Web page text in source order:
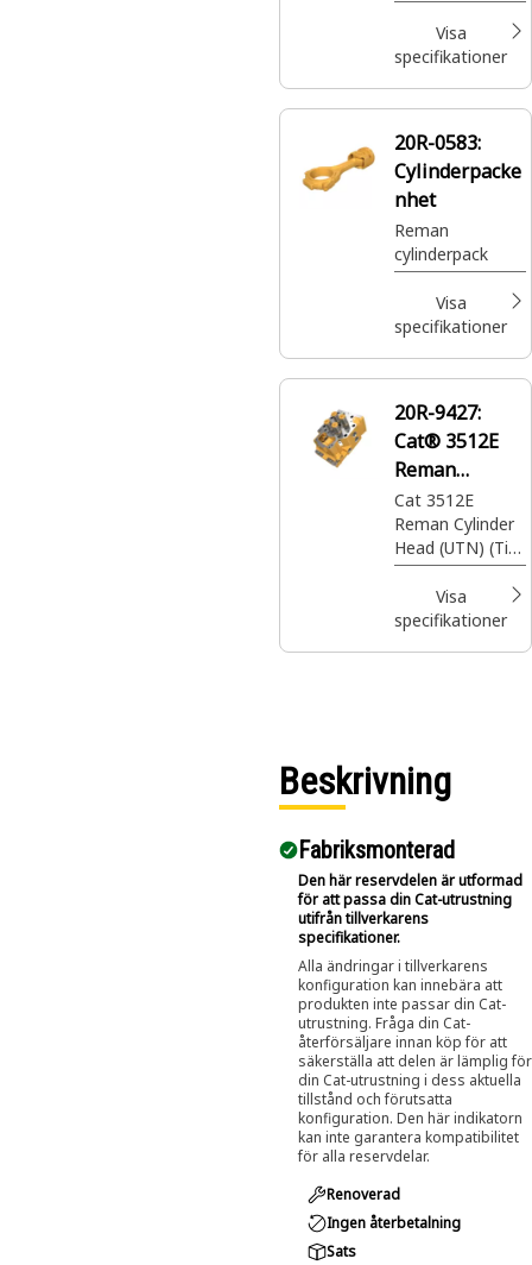
Visa
specifikationer
20R-0583:
Cylinderpacke
nhet
Reman
cylinderpack
Visa
specifikationer
20R-9427:
Cat® 3512E
Reman
Uppgradering
till nytt (UTN)
- Topplock
Cat 3512E
Reman Cylinder
Head (UTN) (Tier
4)
Visa
specifikationer
Beskrivning
Fabriksmonterad
Den här reservdelen är utformad
för att passa din Cat-utrustning
utifrån tillverkarens
specifikationer.
Alla ändringar i tillverkarens
konfiguration kan innebära att
produkten inte passar din Cat-
utrustning. Fråga din Cat-
återförsäljare innan köp för att
säkerställa att delen är lämplig för
din Cat-utrustning i dess aktuella
tillstånd och förutsatta
konfiguration. Den här indikatorn
kan inte garantera kompatibilitet
för alla reservdelar.
Renoverad
Ingen återbetalning
Sats